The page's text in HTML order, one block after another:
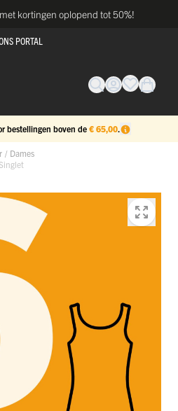
kortingen oplopend tot 50%!
PORTAL
bestellingen boven de € 65,00.
/ Dames